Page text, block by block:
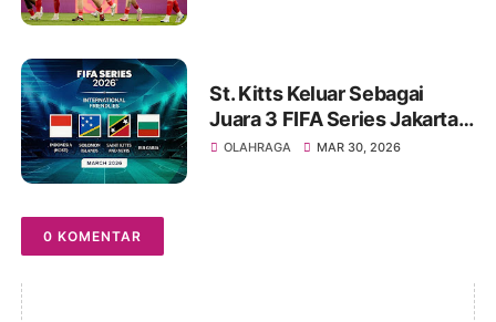
St. Kitts Keluar Sebagai
Juara 3 FIFA Series Jakarta
2026
OLAHRAGA MAR 30, 2026
0 KOMENTAR